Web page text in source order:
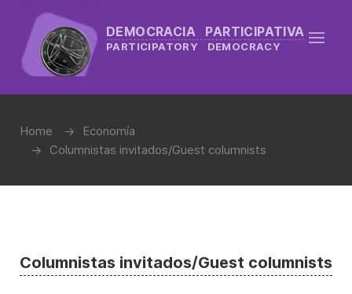
DEMOCRACIA PARTICIPATIVA
PARTICIPATORY DEMOCRACY
Home
Economía
Columnistas invitados/Guest columnists
Columnistas invitados/Guest columnists